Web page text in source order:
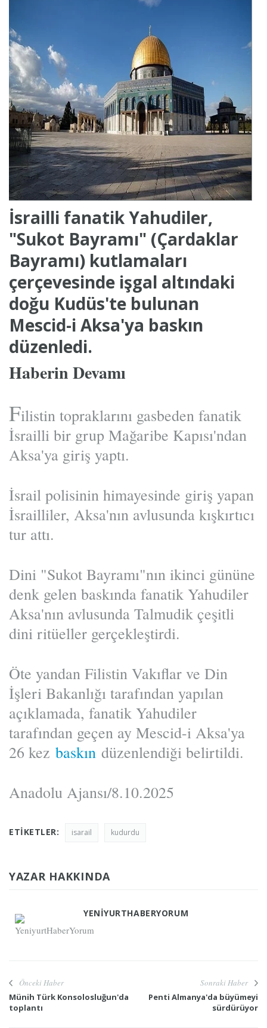
İsrailli fanatik Yahudiler,
"Sukot Bayramı" (Çardaklar
Bayramı) kutlamaları
çerçevesinde işgal altındaki
doğu Kudüs'te bulunan
Mescid-i Aksa'ya baskın
düzenledi.
Haberin Devamı
Filistin topraklarını gasbeden fanatik
İsrailli bir grup Mağaribe Kapısı'ndan
Aksa'ya giriş yaptı.
İsrail polisinin himayesinde giriş yapan
İsrailliler, Aksa'nın avlusunda kışkırtıcı
tur attı.
Dini "Sukot Bayramı"nın ikinci gününe
denk gelen baskında fanatik Yahudiler
Aksa'nın avlusunda Talmudik çeşitli
dini ritüeller gerçekleştirdi.
Öte yandan Filistin Vakıflar ve Din
İşleri Bakanlığı tarafından yapılan
açıklamada, fanatik Yahudiler
tarafından geçen ay Mescid-i Aksa'ya
26 kez baskın düzenlendiği belirtildi.
Anadolu Ajansı/8.10.2025
ETIKETLER: isarail kudurdu
YAZAR HAKKINDA
YENIYURTHABERYORUM
Önceki Haber
Münih Türk Konsolosluğun'da
toplantı
Sonraki Haber
Penti Almanya'da büyümeyi
sürdürüyor